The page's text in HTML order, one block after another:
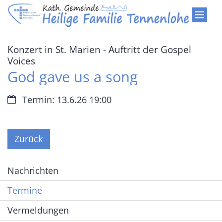
Zum Inhalt springen
Konzert in St. Marien - Auftritt der Gospel
Voices:
God gave us a song
Datum:Termin: 13.6.26 19:00
Zurück
Nachrichten
Termine
Vermeldungen